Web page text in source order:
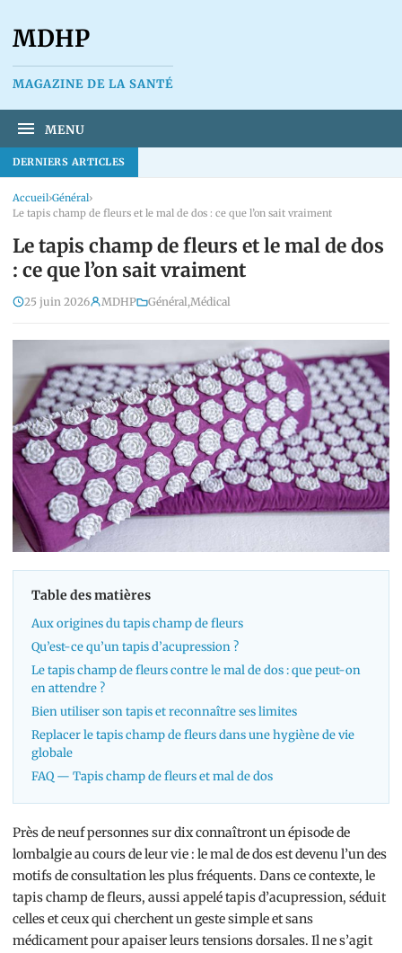
MDHP
MAGAZINE DE LA SANTÉ
MENU
DERNIERS ARTICLES
Accueil›Général›
Le tapis champ de fleurs et le mal de dos : ce que l’on sait vraiment
Le tapis champ de fleurs et le mal de dos
: ce que l’on sait vraiment
25 juin 2026 MDHP Général,Médical
Table des matières
Aux origines du tapis champ de fleurs
Qu’est-ce qu’un tapis d’acupression ?
Le tapis champ de fleurs contre le mal de dos : que peut-on
en attendre ?
Bien utiliser son tapis et reconnaître ses limites
Replacer le tapis champ de fleurs dans une hygiène de vie
globale
FAQ — Tapis champ de fleurs et mal de dos
Près de neuf personnes sur dix connaîtront un épisode de
lombalgie au cours de leur vie : le mal de dos est devenu l’un des
motifs de consultation les plus fréquents. Dans ce contexte, le
tapis champ de fleurs, aussi appelé tapis d’acupression, séduit
celles et ceux qui cherchent un geste simple et sans
médicament pour apaiser leurs tensions dorsales. Il ne s’agit